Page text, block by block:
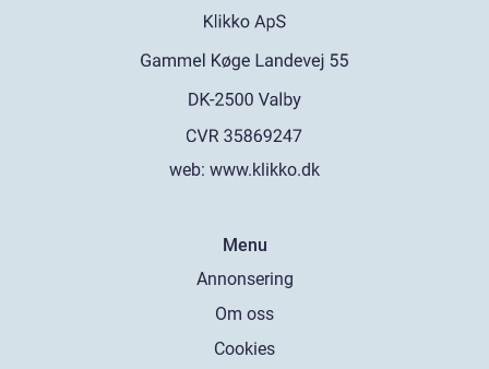
web: www.klikko.dk
Menu
Annonsering
Om oss
Cookies